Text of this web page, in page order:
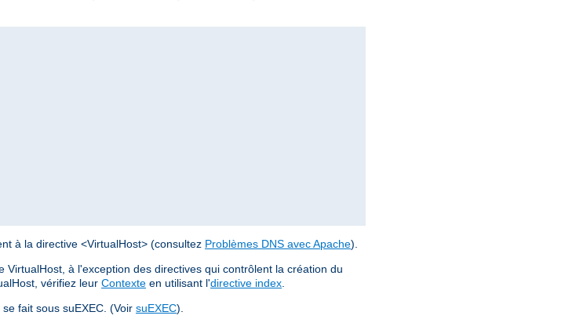
à la directive <VirtualHost> (consultez Problèmes DNS avec Apache).
à l'exception des directives qui contrôlent la création du
vérifiez leur Contexte en utilisant l'directive index
fait sous suEXEC. (Voir suEXEC).